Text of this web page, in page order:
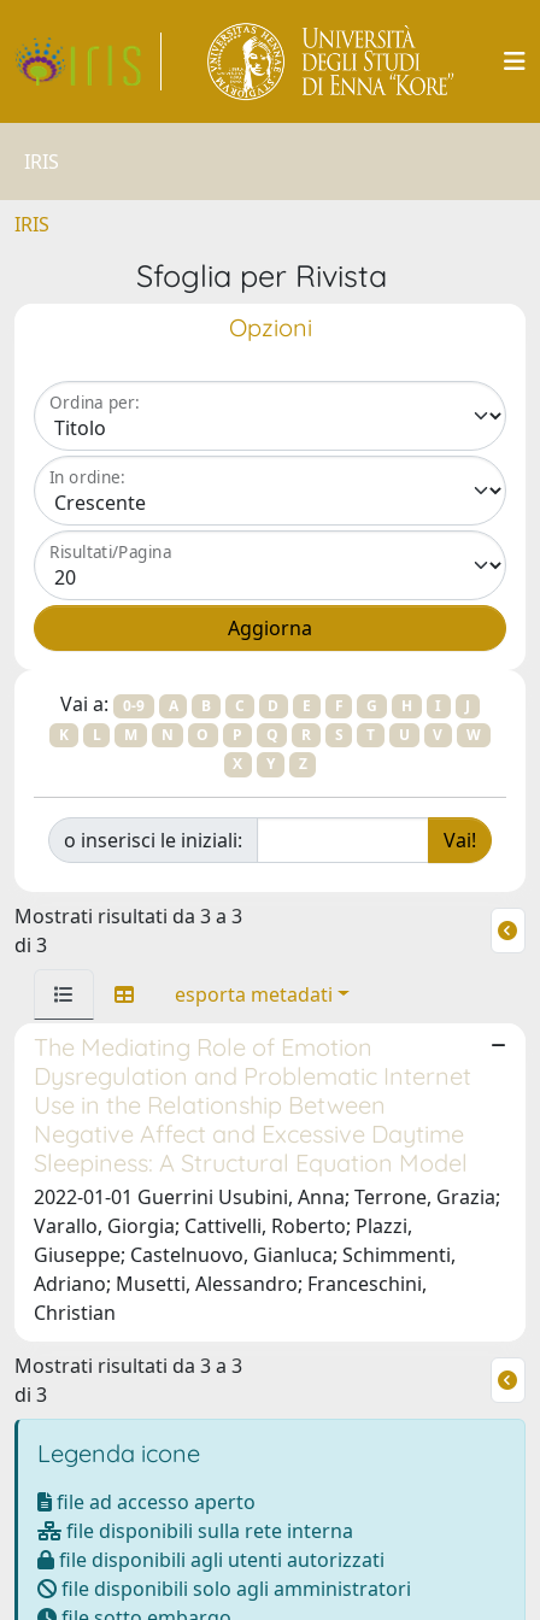
IRIS
IRIS
Sfoglia per Rivista
Opzioni
Ordina per:
In ordine:
Risultati/Pagina
Vai a: 0-9 A B C D E F G H I
J
K
L M N O P Q R S T U V
W
X
Y Z
o inserisci le iniziali:
Mostrati risultati da 3 a 3
di 3
esporta metadati
The Mediating Role of Emotion
Dysregulation and Problematic Internet
Use in the Relationship Between
Negative Affect and Excessive Daytime
Sleepiness: A Structural Equation Model
2022-01-01 Guerrini Usubini, Anna; Terrone, Grazia;
Varallo, Giorgia; Cattivelli, Roberto; Plazzi,
Giuseppe; Castelnuovo, Gianluca; Schimmenti,
Adriano; Musetti, Alessandro; Franceschini,
Christian
Mostrati risultati da 3 a 3
di 3
Legenda icone
file ad accesso aperto
file disponibili sulla rete interna
file disponibili agli utenti autorizzati
file disponibili solo agli amministratori